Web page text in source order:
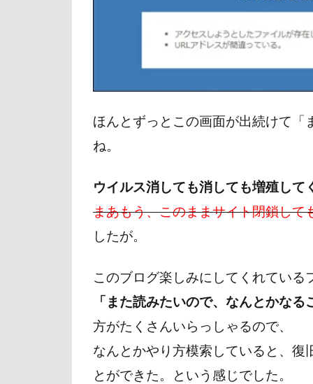
ほんとずっとこの画面が出続けて
ね。
ウイルス消しても消しても増殖して
まあもう、このままサイト閉鎖して
したが。
このブログ楽しみにしてくれている
「また読みたいので、なんとかな
方がたくさんいらっしゃるので、
なんとかやり方模索していると、
とができた。という感じでした。